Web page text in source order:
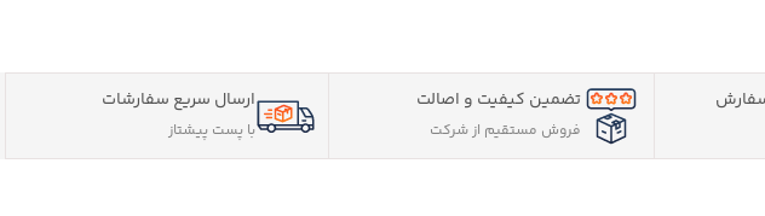
تضمین کیفیت و اصالت
فروش مستقیم از شرکت
ارسال سریع سفارشات
با پست پیشتاز